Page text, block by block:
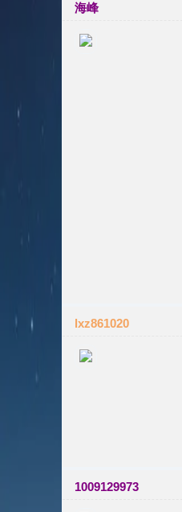
海峰
lxz861020
1009129973